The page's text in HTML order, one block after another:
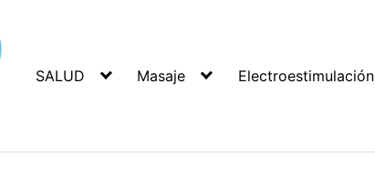
SALUD
Masaje Electroestimulación